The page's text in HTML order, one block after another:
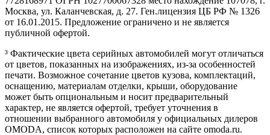
Москва, ул. Каланчевская, д. 27. Ген.лицензия ЦБ РФ № 1326
от 16.01.2015. Предложение ограничено и не является
публичной офертой.
³ Фактические цвета серийных автомобилей могут отличаться
от цветов, показанных на изображениях, из-за особенностей
печати. Возможное сочетание цветов кузова, комплектаций,
оснащению, материалам отделки, крыши, оборудование
может быть опциональным и носит предварительный
характер, не является офертой, требует уточнения в
отношении выбранного автомобиля у официальных дилеров
OMODA, список которых расположен на сайте omoda.ru.